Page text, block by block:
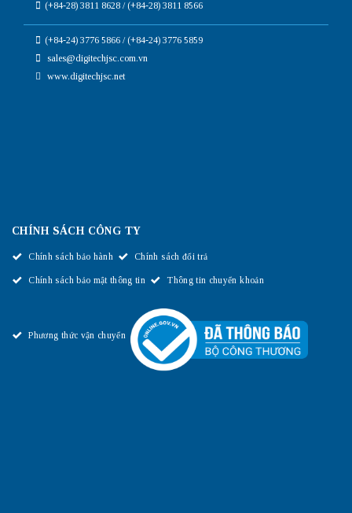
(+84-28) 3811 8628 / (+84-28) 3811 8566
(+84-24) 3776 5866 / (+84-24) 3776 5859
sales@digitechjsc.com.vn
www.digitechjsc.net
CHÍNH SÁCH CÔNG TY
Chính sách bảo hành Chính sách đổi trả
Chính sách bảo mật thông tin Thông tin chuyển khoản
Phương thức vận chuyển